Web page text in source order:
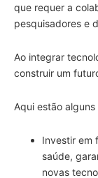
que requer a
pesquisadores e
Ao integrar
construir um
Aqui estão
Investir em
saúde,
novas